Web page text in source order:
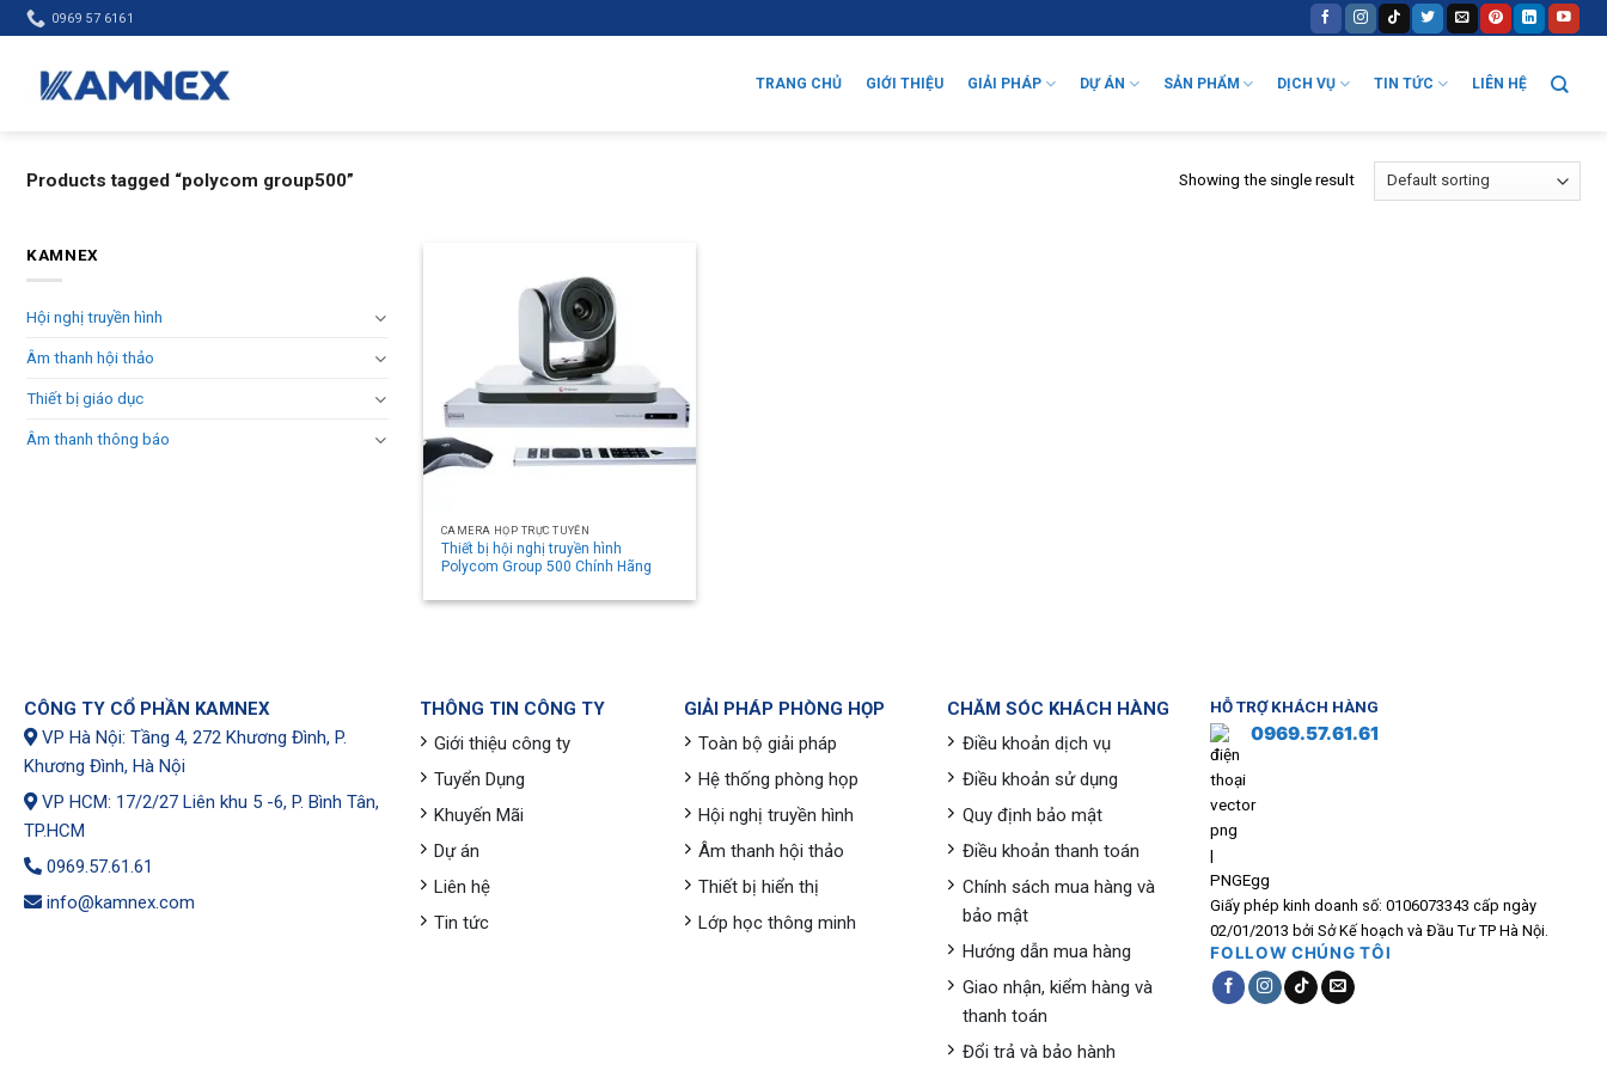
Skip
to
0969 57 6161
TRANG CHỦ GIỚI THIỆU GIẢI PHÁP DỰ ÁN SẢN PHẨM DỊCH VỤ TIN TỨC LIÊN HỆ
Products tagged “polycom group500” Showing the single result
KAMNEX
Hội nghị truyền hình
Âm thanh hội thảo
Thiết bị giáo dục
Âm thanh thông báo
CAMERA HỌP TRỰC TUYẾN
Thiết bị hội nghị truyền hình
Polycom Group 500 Chính Hãng
CÔNG TY CỔ PHẦN KAMNEX
VP Hà Nội: Tầng 4, 272 Khương Đình, P.
Khương Đình, Hà Nội
VP HCM: 17/2/27 Liên khu 5 -6, P. Bình Tân,
TP.HCM
0969.57.61.61
info@kamnex.com
THÔNG TIN CÔNG TY
Giới thiệu công ty
Tuyển Dụng
Khuyến Mãi
Dự án
Liên hệ
Tin tức
GIẢI PHÁP PHÒNG HỌP
Toàn bộ giải pháp
Hệ thống phòng họp
Hội nghị truyền hình
Âm thanh hội thảo
Thiết bị hiển thị
Lớp học thông minh
CHĂM SÓC KHÁCH HÀNG
Điều khoản dịch vụ
Điều khoản sử dụng
Quy định bảo mật
Điều khoản thanh toán
Chính sách mua hàng và
bảo mật
Hướng dẫn mua hàng
Giao nhận, kiểm hàng và
thanh toán
Đổi trả và bảo hành
HỖ TRỢ KHÁCH HÀNG
0969.57.61.61
Giấy phép kinh doanh số: 0106073343 cấp ngày
02/01/2013 bởi Sở Kế hoạch và Đầu Tư TP Hà Nội.
FOLLOW CHÚNG TÔI